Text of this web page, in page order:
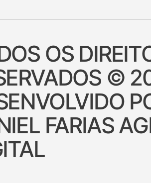
OS
©
FARIAS